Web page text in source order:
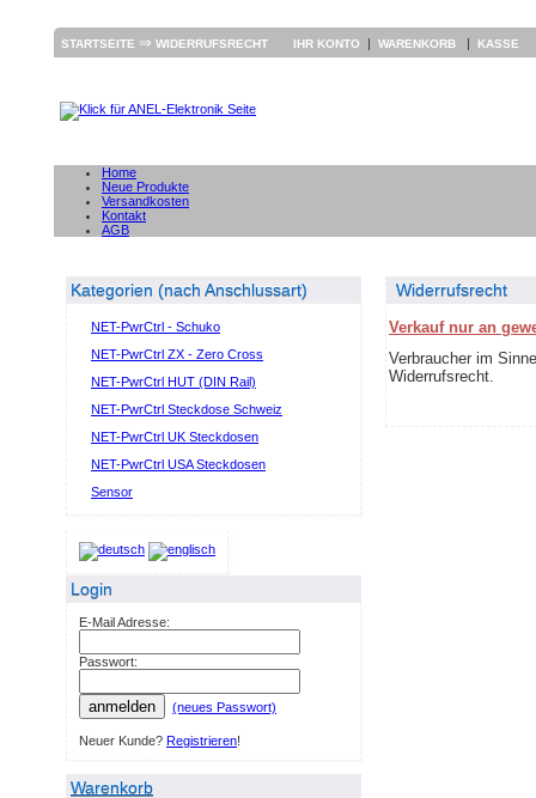
STARTSEITE ⇒ WIDERRUFSRECHT IHR KONTO | WARENKORB | KASSE
Home
Neue Produkte
Versandkosten
Kontakt
AGB
Kategorien (nach Anschlussart)
NET-PwrCtrl - Schuko
NET-PwrCtrl ZX - Zero Cross
NET-PwrCtrl HUT (DIN Rail)
NET-PwrCtrl Steckdose Schweiz
NET-PwrCtrl UK Steckdosen
NET-PwrCtrl USA Steckdosen
Sensor
Login
E-Mail Adresse:
Passwort:
anmelden (neues Passwort)
Neuer Kunde? Registrieren!
Warenkorb
Widerrufsrecht
Verkauf nur an
Verbraucher im
Widerrufsrecht.